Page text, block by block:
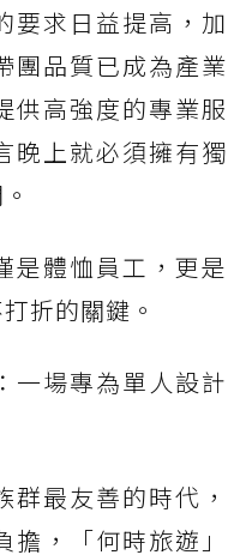
要求日益提高，加
團品質已成為產業
供高強度的專業服
晚上就必須擁有獨
是體恤員工，更是
折的關鍵。
一場專為單人設計
最友善的時代，
，「何時旅遊」